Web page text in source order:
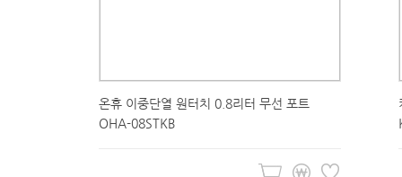
온휴 이중단열 원터치 0.8리터 무선 포트
OHA-08STKB